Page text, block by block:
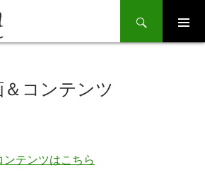
コンテンツ
ンテンツはこちら